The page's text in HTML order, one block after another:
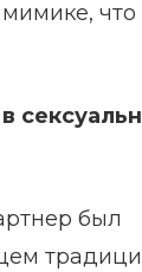
что
был